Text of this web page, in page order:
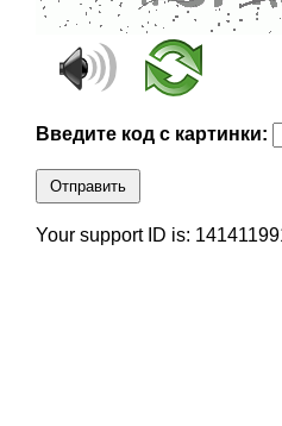
Введите код с картинки:
Отправить
Your support ID is: